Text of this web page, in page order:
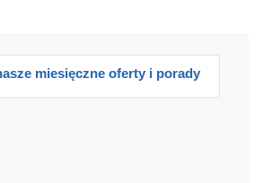
miesięczne oferty i porady